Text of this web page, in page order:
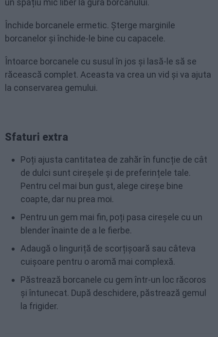
Închide borcanele ermetic. Șterge marginile
borcanelor și închide-le bine cu capacele.
Întoarce borcanele cu susul în jos și lasă-le să se
răcească complet. Aceasta va crea un vid și va ajuta
la conservarea gemului.
Sfaturi extra
Poți ajusta cantitatea de zahăr în funcție de cât
de dulci sunt cireșele și de preferințele tale.
Pentru cel mai bun gust, alege cireșe bine
coapte, dar nu prea moi.
Pentru un gem mai fin, poți pasa cireșele cu un
blender înainte de a le fierbe.
Adaugă o linguriță de scorțișoară sau câteva
cuișoare pentru o aromă mai complexă.
Păstrează borcanele cu gem într-un loc răcoros
și întunecat. După deschidere, păstrează gemul
la frigider.